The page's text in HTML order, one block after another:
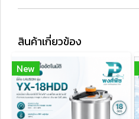
สินค้าเกี่ยวข้อง
New